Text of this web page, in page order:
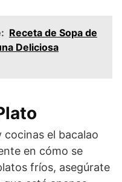
Receta de Sopa de
Deliciosa
cocinas el bacalao
en cómo se
fríos, asegúrate